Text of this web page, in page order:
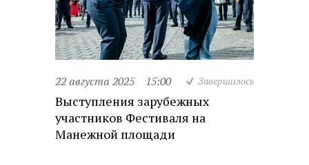
22 августа 2025 15:00 Завершилось
Выступления зарубежных
участников Фестиваля на
Манежной площади